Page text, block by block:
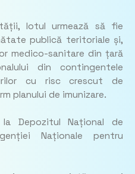
lotul urmează să fie
publică teritoriale și,
medico-sanitare din țară
din contingentele
cu risc crescut de
planului de imunizare.
Depozitul Național de
Naționale pentru